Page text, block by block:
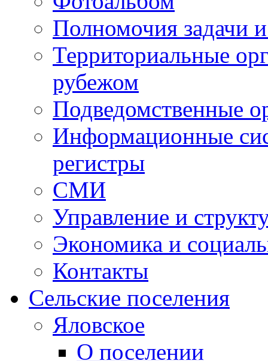
Полномочия задачи
Территориальные
рубежом
Подведомственные
Информационные
регистры
СМИ
Управление и
Экономика и
Контакты
Сельские поселения
Яловское
О поселении